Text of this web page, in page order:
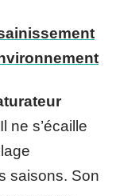
ne s’écaille
saisons. Son